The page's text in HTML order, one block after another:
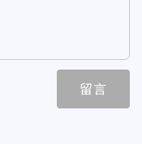
留言